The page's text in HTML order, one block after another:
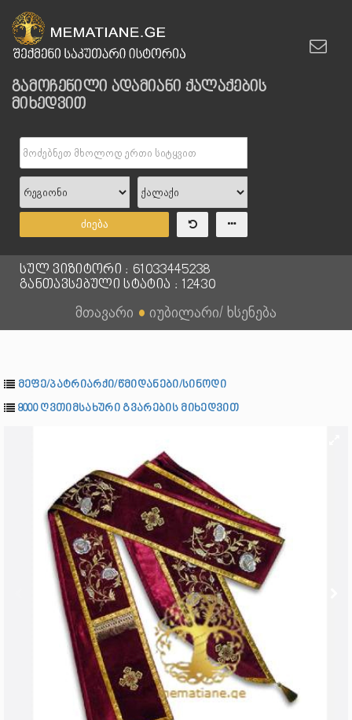
გამოჩენილი ადამიანი ქალაქების
მიხედვით
ძიება
სულ ვიზიტორი : 61033445238
განთავსებული სტატია : 12430
მთავარი ● იუბილარი/ ხსენება
მეფე/პატრიარქი/წმიდანები/სინოდი
8000 ღვთიმსახური გვარების მიხედვით